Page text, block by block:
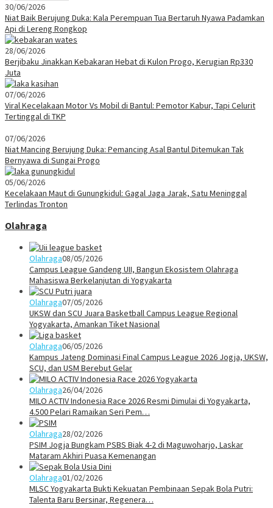
30/06/2026
Niat Baik Berujung Duka: Kala Perempuan Tua Bertaruh Nyawa Padamkan
Api di Lereng Rongkop
28/06/2026
Berjibaku Jinakkan Kebakaran Hebat di Kulon Progo, Kerugian Rp330
Juta
07/06/2026
Viral Kecelakaan Motor Vs Mobil di Bantul: Pemotor Kabur, Tapi Celurit
Tertinggal di TKP
07/06/2026
Niat Mancing Berujung Duka: Pemancing Asal Bantul Ditemukan Tak
Bernyawa di Sungai Progo
05/06/2026
Kecelakaan Maut di Gunungkidul: Gagal Jaga Jarak, Satu Meninggal
Terlindas Tronton
Olahraga
Olahraga08/05/2026
Campus League Gandeng UII, Bangun Ekosistem Olahraga
Mahasiswa Berkelanjutan di Yogyakarta
Olahraga07/05/2026
UKSW dan SCU Juara Basketball Campus League Regional
Yogyakarta, Amankan Tiket Nasional
Olahraga06/05/2026
Kampus Jateng Dominasi Final Campus League 2026 Jogja, UKSW,
SCU, dan USM Berebut Gelar
Olahraga26/04/2026
MILO ACTIV Indonesia Race 2026 Resmi Dimulai di Yogyakarta,
4.500 Pelari Ramaikan Seri Pem…
Olahraga28/02/2026
PSIM Jogja Bungkam PSBS Biak 4-2 di Maguwoharjo, Laskar
Mataram Akhiri Puasa Kemenangan
Olahraga01/02/2026
MLSC Yogyakarta Bukti Kekuatan Pembinaan Sepak Bola Putri:
Talenta Baru Bersinar, Regenera…